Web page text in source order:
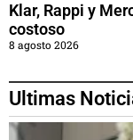
Klar, Rappi y
costoso
8 agosto 2026
Ultimas